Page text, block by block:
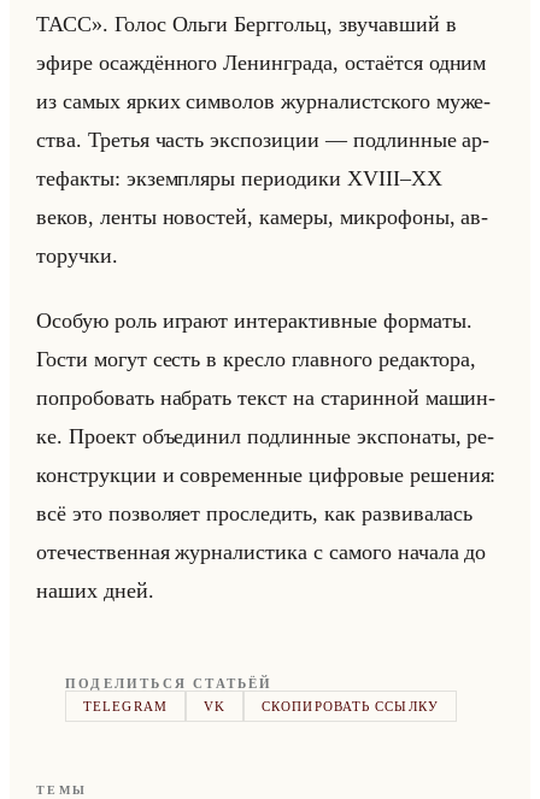
ТАСС». Голос Ольги Берг­гольц, зву­чав­ший в
эфире оса­ждён­но­го Ле­нин­гра­да, оста­ёт­ся одним
из самых ярких сим­во­лов жур­на­лист­ско­го му­же­
ства. Тре­тья часть экс­по­зи­ции — под­лин­ные ар­
те­фак­ты: эк­зем­пля­ры пе­ри­оди­ки XVIII–XX
веков, ленты но­во­стей, ка­ме­ры, мик­ро­фо­ны, ав­
то­руч­ки.
Осо­бую роль иг­ра­ют ин­тер­ак­тив­ные фор­ма­ты.
Гости могут сесть в крес­ло глав­но­го ре­дак­то­ра,
по­про­бо­вать на­брать текст на ста­рин­ной ма­шин­
ке. Про­ект объеди­нил под­лин­ные экс­по­на­ты, ре­
кон­струк­ции и со­вре­мен­ные циф­ро­вые ре­ше­ния:
всё это поз­во­ля­ет про­сле­дить, как раз­ви­ва­лась
оте­че­ствен­ная жур­на­ли­сти­ка с са­мо­го на­ча­ла до
наших дней.
ПОДЕЛИТЬСЯ СТАТЬЁЙ
TELEGRAM
VK СКОПИРОВАТЬ ССЫЛКУ
ТЕМЫ